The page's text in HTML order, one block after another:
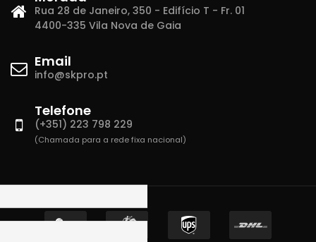
Rua 28 de Janeiro, 350 - Edifício T - Fr. 01
4400-335 Vila Nova de Gaia
Email
info@skpro.pt
Telefone
(+351) 223 798 229
(Chamada para a rede fixa nacional)